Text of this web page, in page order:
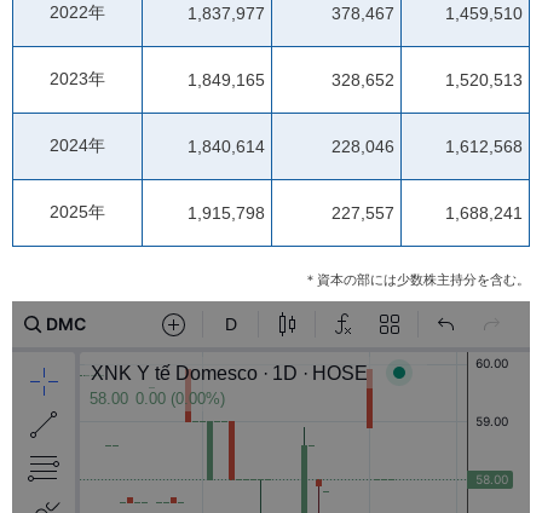
2022年 1,837,977 378,467 1,459,510
2023年 1,849,165 328,652 1,520,513
2024年 1,840,614 228,046 1,612,568
2025年 1,915,798 227,557 1,688,241
＊資本の部には少数株主持分を含む。